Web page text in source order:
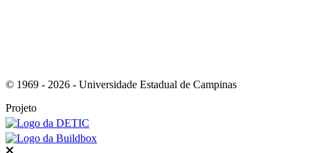
© 1969 - 2026 - Universidade Estadual de Campinas
Projeto